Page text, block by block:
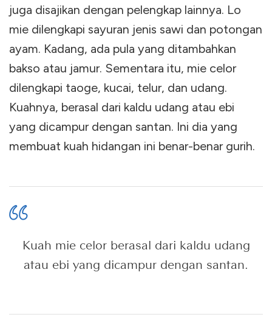
juga disajikan dengan pelengkap lainnya. Lo
mie dilengkapi sayuran jenis sawi dan potongan
ayam. Kadang, ada pula yang ditambahkan
bakso atau jamur. Sementara itu, mie celor
dilengkapi taoge, kucai, telur, dan udang.
Kuahnya, berasal dari kaldu udang atau ebi
yang dicampur dengan santan. Ini dia yang
membuat kuah hidangan ini benar-benar gurih.
Kuah mie celor berasal dari kaldu udang
atau ebi yang dicampur dengan santan.